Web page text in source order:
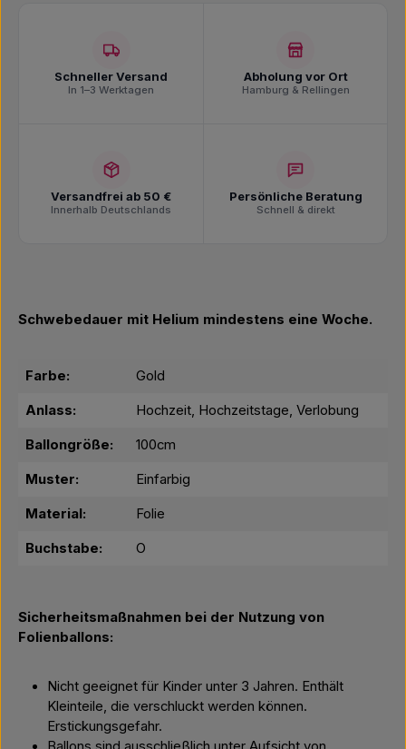
Schneller Versand
In 1–3 Werktagen
Abholung vor Ort
Hamburg & Rellingen
Versandfrei ab 50 €
Innerhalb Deutschlands
Persönliche Beratung
Schnell & direkt
Schwebedauer mit Helium mindestens eine Woche.
Farbe: Gold
Anlass: Hochzeit, Hochzeitstage, Verlobung
Ballongröße: 100cm
Muster: Einfarbig
Material: Folie
Buchstabe: O
Sicherheitsmaßnahmen bei der Nutzung von
Folienballons:
Nicht geeignet für Kinder unter 3 Jahren. Enthält
Kleinteile, die verschluckt werden können.
Erstickungsgefahr.